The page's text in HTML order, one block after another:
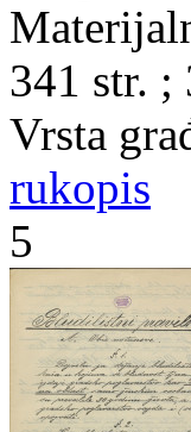
341 str. ;
Vrsta
rukopis
5